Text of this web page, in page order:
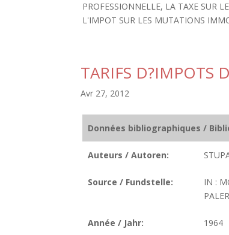
PROFESSIONNELLE, LA TAXE SUR
L'IMPOT SUR LES MUTATIONS
TARIFS D?IMPOTS
Avr 27, 2012
Données bibliographiques /
Auteurs / Autoren:
Source / Fundstelle:
IN :
Année / Jahr: 1964